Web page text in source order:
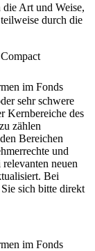
Art und Weise,
durch die
im Fonds
sehr schwere
Kernbereiche des
zählen
Bereichen
und
neuen
Bei
sich bitte direkt
im Fonds